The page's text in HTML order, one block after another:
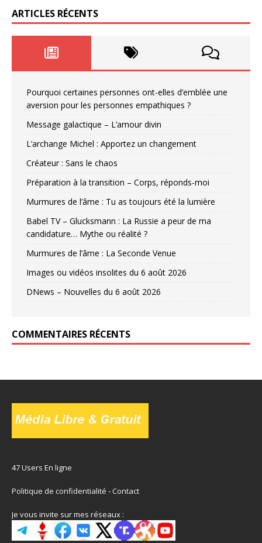
ARTICLES RÉCENTS
Pourquoi certaines personnes ont-elles d’emblée une
aversion pour les personnes empathiques ?
Message galactique – L’amour divin
L’archange Michel : Apportez un changement
Créateur : Sans le chaos
Préparation à la transition – Corps, réponds-moi
Murmures de l’âme : Tu as toujours été la lumière
Babel TV – Glucksmann : La Russie a peur de ma
candidature… Mythe ou réalité ?
Murmures de l’âme : La Seconde Venue
Images ou vidéos insolites du 6 août 2026
DNews – Nouvelles du 6 août 2026
COMMENTAIRES RÉCENTS
47 Users En ligne
Politique de confidentialité -Contact
Je vous invite sur mes réseaux :